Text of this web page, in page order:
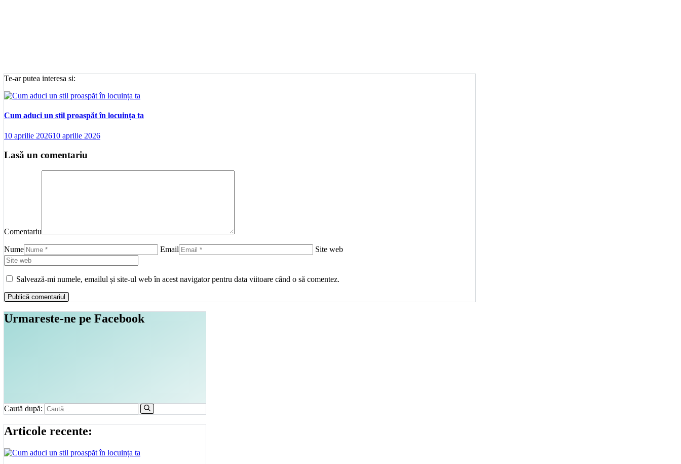
Te-ar putea interesa si:
Cum aduci un stil proaspăt în locuința ta
10 aprilie 202610 aprilie 2026
Lasă un comentariu
Comentariu
Nume Email Site web
Salvează-mi numele, emailul și site-ul web în acest navigator pentru data viitoare când o să comentez.
Urmareste-ne pe Facebook
Caută după:
Articole recente: